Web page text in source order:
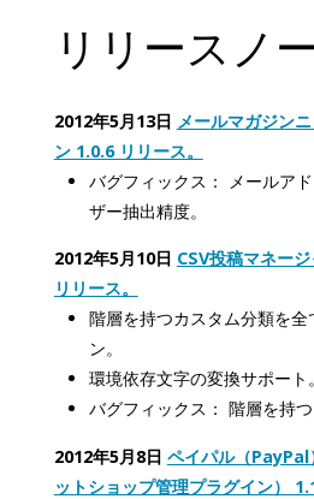
リリースノ
2012年5月13日 メールマガジン
ン 1.0.6 リリース。
バグフィックス： メールア
ザー抽出精度。
2012年5月10日 CSV投稿マネー
リリース。
階層を持つカスタム分類を全
ン。
環境依存文字の変換サポート。
バグフィックス： 階層を持つ
2012年5月8日 ペイパル（PayPal
ットショップ管理プラグイン）